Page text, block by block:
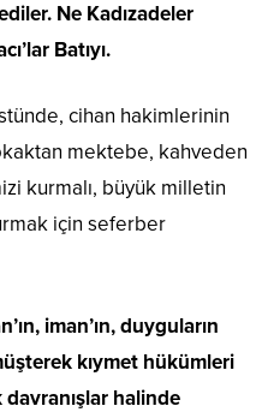
Ne Kadızadeler
Batıyı.
cihan hakimlerinin
mektebe, kahveden
kurmalı, büyük milletin
için seferber
iman’ın, duyguların
kıymet hükümleri
halinde